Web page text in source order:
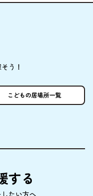
そう！
こどもの居場所一覧
する